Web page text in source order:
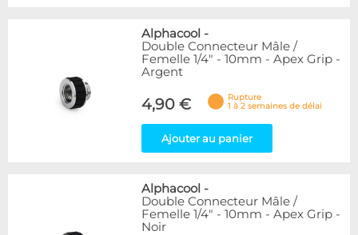
Alphacool -
Double Connecteur Mâle /
Femelle 1/4" - 10mm - Apex Grip -
Argent
4,90 €
Rupture
1 à 2 semaines de délai
Ajouter au panier
Alphacool -
Double Connecteur Mâle /
Femelle 1/4" - 10mm - Apex Grip -
Noir